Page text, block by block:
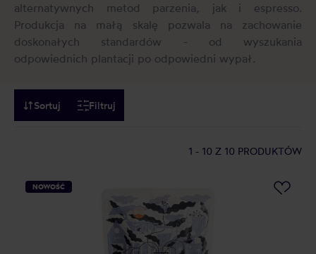
alternatywnych metod parzenia, jak i espresso.
Produkcja na małą skalę pozwala na zachowanie
doskonałych standardów - od wyszukania
odpowiednich plantacji po odpowiedni wypał.
Sortuj Filtruj
1 - 10 Z 10 PRODUKTÓW
NOWOŚĆ